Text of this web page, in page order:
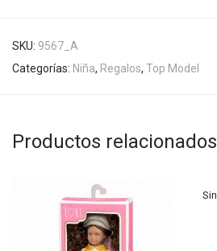
SKU: 9567_A
Categorías: Niña, Regalos, Top Model
Productos relacionados